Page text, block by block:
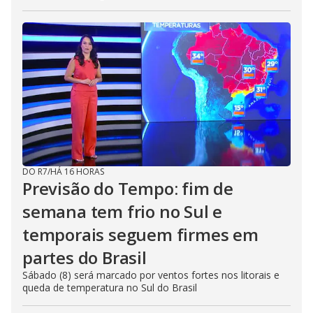
DO R7/HÁ 16 HORAS
Previsão do Tempo: fim de
semana tem frio no Sul e
temporais seguem firmes em
partes do Brasil
Sábado (8) será marcado por ventos fortes nos litorais e
queda de temperatura no Sul do Brasil